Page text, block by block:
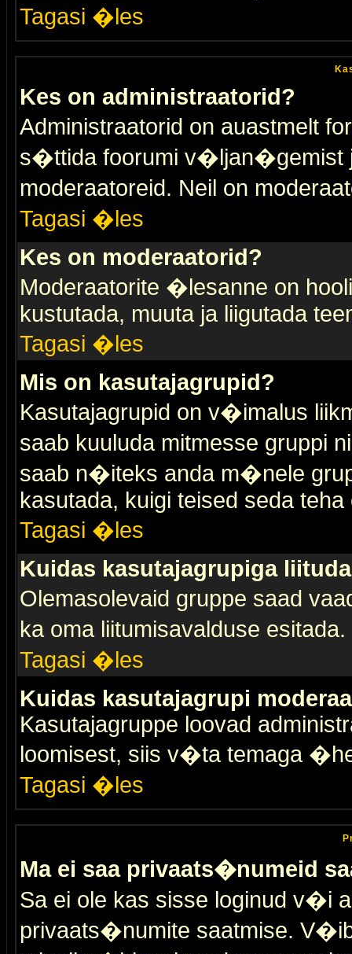
Tagasi �les
Kes on administraatorid?
Administraatorid on auastmelt
s�ttida foorumi v�ljan�gemist
moderaatoreid. Neil on
Tagasi �les
Kes on moderaatorid?
Moderaatorite �lesanne on
kustutada, muuta ja liigutada
Tagasi �les
Mis on kasutajagrupid?
Kasutajagrupid on v�imalus
saab kuuluda mitmesse gruppi
saab n�iteks anda m�nele
kasutada, kuigi teised seda teha
Tagasi �les
Kuidas kasutajagrupiga
Olemasolevaid gruppe saad
ka oma liitumisavalduse
Tagasi �les
Kuidas kasutajagrupi
Kasutajagruppe loovad
loomisest, siis v�ta temaga
Tagasi �les
Ma ei saa privaats�numeid
Sa ei ole kas sisse loginud v�i
privaats�numite saatmise.